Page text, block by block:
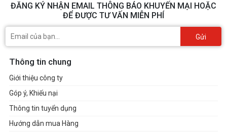
ĐĂNG KÝ NHẬN EMAIL THÔNG BÁO KHUYẾN MẠI HOẶC
ĐỂ ĐƯỢC TƯ VẤN MIỄN PHÍ
Gửi
Thông tin chung
Giới thiệu công ty
Góp ý, Khiếu nại
Thông tin tuyển dụng
Hướng dẫn mua Hàng